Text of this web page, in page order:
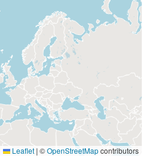
Leaflet | ©OpenStreetMapcontributors